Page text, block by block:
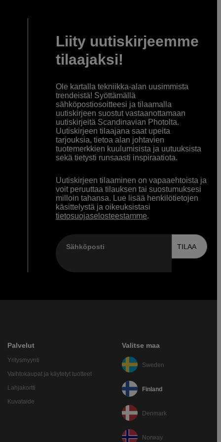
Liity uutiskirjeemme
tilaajaksi!
Ole kartalla tekniikka-alan uusimmista
trendeistä! Syöttämällä
sähköpostiosoitteesi ja tilaamalla
uutiskirjeen suostut vastaanottamaan
uutiskirjeitä Scandinavian Photolta.
Uutiskirjeen tilaajana saat upeita
tarjouksia, tietoa alan johtavien
tuotemerkkien kuulumisista ja uutuuksista
sekä tietysti runsaasti inspiraatiota.
Uutiskirjeen tilaaminen on vapaaehtoista ja
voit peruuttaa tilauksen tai suostumuksesi
milloin tahansa. Lue lisää henkilötietojen
käsittelystä ja oikeuksistasi
tietosuojaselosteestamme.
Sähköposti TILAA
Palvelut
Yritysmyynti
Vaihtokaupat ja käytetyt tuotteet
Lahjakortti
Kuvataide
Valitse maa
Sweden
Finland
Denmark
Norway